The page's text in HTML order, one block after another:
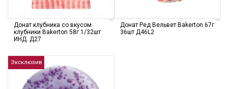
Донат клубника со вкусом
клубники Bakerton 58г 1/32шт
ИНД. Д27
Донат Ред Вельвет Bakerton 67г
36шт Д46L2
Эксклюзив